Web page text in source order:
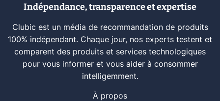
Indépendance, transparence et expertise
Clubic est un média de recommandation de produits
100% indépendant. Chaque jour, nos experts testent et
comparent des produits et services technologiques
pour vous informer et vous aider à consommer
intelligemment.
À propos